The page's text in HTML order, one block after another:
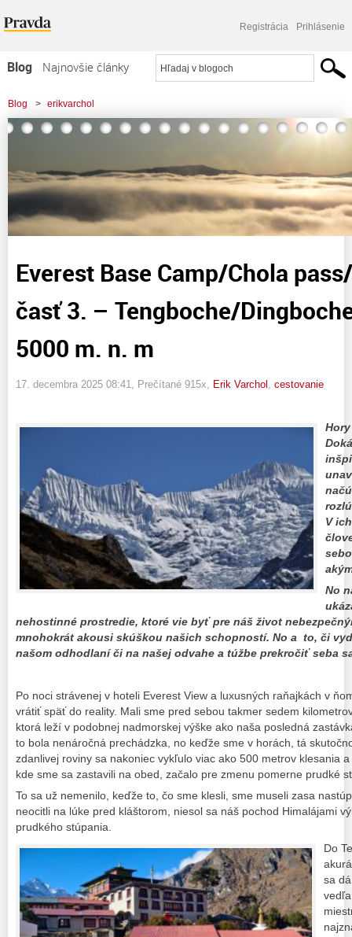
Registrácia Prihlásenie
Blog
Najnovšie články
Najčítanejšie články
Najkomentovanejšie články
Komerčné blogy
Blog > erikvarchol
> Everest Base Camp/Chola pass/ Gokyo Lake časť 3. - Tengboche/Dingboche
Everest Base Camp/Chola
časť 3. – Tengboche/
5000 m. n. m
17. decembra 2025 08:41 , Prečítané 915x, Erik Varchol cestovanie
V
No
nehostinné prostredie, ktoré vie byť pre náš život
mnohokrát akousi skúškou našich schopností. No a to, či
našom odhodlaní či na našej odvahe a túžbe prekročiť seba
Po noci strávenej v hoteli Everest View a luxusných raňajkách v
vrátiť späť do reality. Mali sme pred sebou takmer sedem
ktorá leží v podobnej nadmorskej výške ako naša posledná
to bola nenáročná prechádzka, no keďže sme v horách, tá
zdanlivej roviny sa nakoniec vykľulo viac ako 500 metrov klesania
kde sme sa zastavili na obed, začalo pre zmenu pomerne prudké
To sa už nemenilo, keďže to, čo sme klesli, sme museli zasa
neocitli na lúke pred kláštorom, niesol sa náš pochod Himalájami
prudkého stúpania.
Do
sa